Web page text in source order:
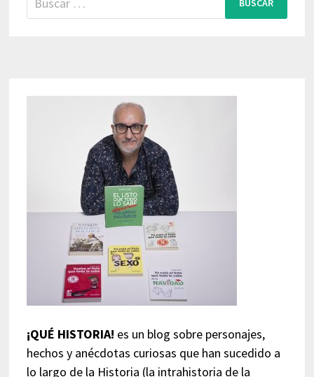
¡QUÉ HISTORIA! es un blog sobre personajes,
hechos y anécdotas curiosas que han sucedido a
lo largo de la Historia (la intrahistoria de la